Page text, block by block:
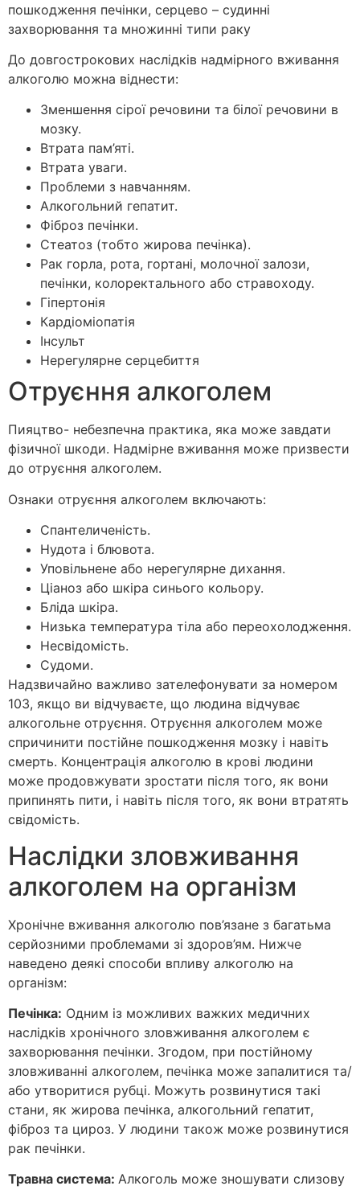
пошкодження печінки, серцево – судинні
захворювання та множинні типи раку
До довгострокових наслідків надмірного вживання
алкоголю можна віднести:
Зменшення сірої речовини та білої речовини в
мозку.
Втрата пам’яті.
Втрата уваги.
Проблеми з навчанням.
Алкогольний гепатит.
Фіброз печінки.
Стеатоз (тобто жирова печінка).
Рак горла, рота, гортані, молочної залози,
печінки, колоректального або стравоходу.
Гіпертонія
Кардіоміопатія
Інсульт
Нерегулярне серцебиття
Отруєння алкоголем
Пияцтво- небезпечна практика, яка може завдати
фізичної шкоди. Надмірне вживання може призвести
до отруєння алкоголем.
Ознаки отруєння алкоголем включають:
Спантеличеність.
Нудота і блювота.
Уповільнене або нерегулярне дихання.
Ціаноз або шкіра синього кольору.
Бліда шкіра.
Низька температура тіла або переохолодження.
Несвідомість.
Судоми.
Надзвичайно важливо зателефонувати за номером
103, якщо ви відчуваєте, що людина відчуває
алкогольне отруєння. Отруєння алкоголем може
спричинити постійне пошкодження мозку і навіть
смерть. Концентрація алкоголю в крові людини
може продовжувати зростати після того, як вони
припинять пити, і навіть після того, як вони втратять
свідомість.
Наслідки зловживання
алкоголем на організм
Хронічне вживання алкоголю пов’язане з багатьма
серйозними проблемами зі здоров’ям. Нижче
наведено деякі способи впливу алкоголю на
організм:
Печінка: Одним із можливих важких медичних
наслідків хронічного зловживання алкоголем є
захворювання печінки. Згодом, при постійному
зловживанні алкоголем, печінка може запалитися та/
або утворитися рубці. Можуть розвинутися такі
стани, як жирова печінка, алкогольний гепатит,
фіброз та цироз. У людини також може розвинутися
рак печінки.
Травна система: Алкоголь може зношувати слизову